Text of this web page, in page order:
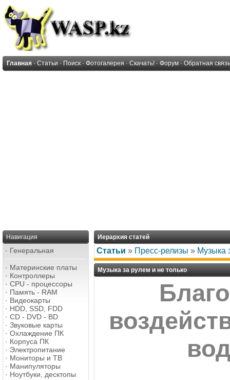
Главная · Статьи · Поиск · Фотогалерея · Скачать! · Форум · Обратная связь
Навигация
· Генеральная
· Материнские платы
· Контроллеры
· CPU - процессоры
· Память - RAM
· Видеокарты
· HDD, SSD, FDD
· CD - DVD - BD
· Звуковые карты
· Охлаждение ПК
· Корпуса ПК
· Электропитание
· Мониторы и ТВ
· Манипуляторы
· Ноутбуки, десктопы
Иерархия статей
Статьи » Пресс-релизы » Музыка
Музыка за рулем и не только